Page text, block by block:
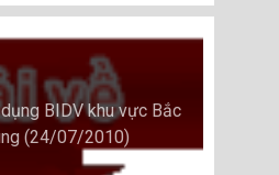
BIDV khu vực Bắc
(24/07/2010)